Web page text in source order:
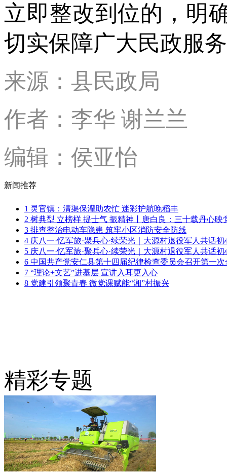
立即整改到位的，明
切实保障广大民政服
来源：县民政局
作者：李华 谢兰兰
编辑：侯亚怡
新闻推荐
1 灵官镇：清渠保灌助农忙 迷彩护航晚稻丰
2 树典型 立榜样 提士气 振精神丨唐白良：三十载丹心映
3 排查整治电动车隐患 筑牢小区消防安全防线
4 庆八一·忆军旅·聚兵心·续荣光｜大源村退役军人共话初
5 庆八一·忆军旅·聚兵心·续荣光｜大源村退役军人共话初
6 中国共产党安仁县第十四届纪律检查委员会召开第一次
7 “理论+文艺”进基层 宣讲入耳更入心
8 党建引领聚青春 微党课赋能“湘”村振兴
精彩专题